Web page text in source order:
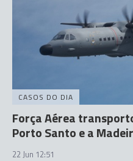
CASOS DO DIA
Força Aérea
Porto Santo e a
22 Jun 12:51